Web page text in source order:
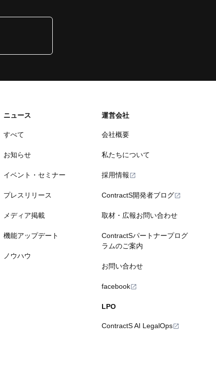
ニュース
すべて
お知らせ
イベント・セミナー
プレスリリース
メディア掲載
機能アップデート
ノウハウ
運営会社
会社概要
私たちについて
採用情報
ContractS開発者ブログ
取材・広報お問い合わせ
ContractSパートナープログ
ラムのご案内
お問い合わせ
facebook
LPO
ContractS AI LegalOps